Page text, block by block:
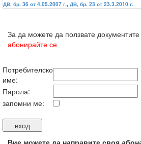
ДВ, бр. 36 от 4.05.2007 г., ДВ, бр. 23 от 23.3.2010 г.
За да можете да ползвате
абонирайте се
Потребителско
име:
Парола:
запомни ме:
Вие можете да направите своя